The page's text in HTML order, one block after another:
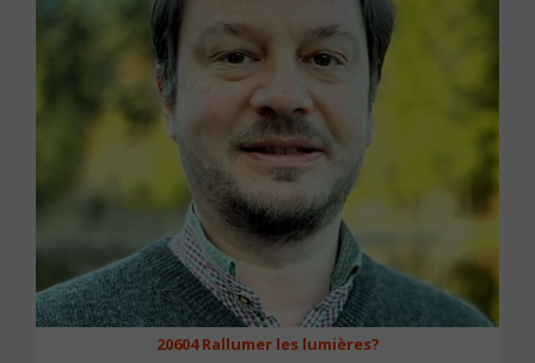
20604 Rallumer les lumières?